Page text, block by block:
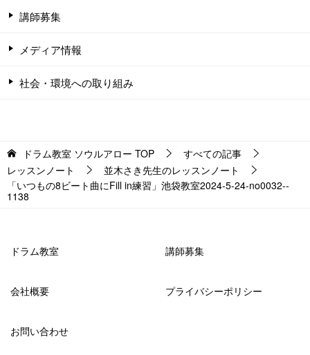
講師募集
メディア情報
社会・環境への取り組み
ドラム教室 ソウルアロー TOP
すべての記事
レッスンノート
並木さき先生のレッスンノート
「いつもの8ビート曲にFill in練習」池袋教室2024-5-24-­no0032-­
1138
ドラム教室 講師募集
会社概要 プライバシーポリシー
お問い合わせ